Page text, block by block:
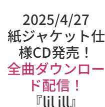
2025/4/27
紙ジャケット仕
様CD発売！
全曲ダウンロー
ド配信！
『lil ill』